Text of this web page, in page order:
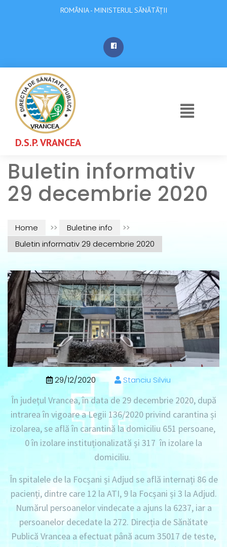
ROMÂNIA - MINISTERUL SĂNĂTĂȚII
D.S.P. VRANCEA
Buletin informativ
29 decembrie 2020
Home >> Buletine info
>>
Buletin informativ 29 decembrie 2020
29/12/2020 Stanciu Silviu
În județul Vrancea, în data de 29 decembrie 2020, după
intrarea în vigoare a Legii 136/2020 privind carantina și
izolarea, se află în carantină la domiciliu 651 persoane,
0 în izolare instituționalizată și 317 în izolare la
domiciliu.
În spitalele de la Focșani și Adjud se află internați 86 de
pacienți, dintre care 12 la ATI, 9 la Focșani și 3 la Adjud.
Numărul persoanelor vindecate a ajuns la 6237, iar a
persoanelor decedate la 272. Direcția de Sănătate
Publică Vrancea a efectuat până acum 35017 de teste,